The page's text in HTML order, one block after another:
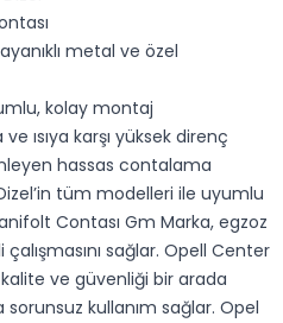
metal ve özel
kolay montaj
ve ısıya karşı yüksek direnç
önleyen hassas contalama
tüm modelleri ile uyumlu
Contası Gm Marka, egzoz
sağlar. Opell Center
ve güvenliği bir arada
kullanım sağlar. Opel